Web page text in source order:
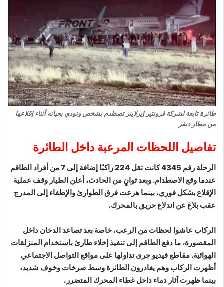
طائرة تابعة لشركة فرونتير إيرلاينز تصطدم بشخص وتودي بحياته أثناء إقلاعها
من مطار دنفر
تفاصيل اللحظات المرعبة داخل الطائرة
الرحلة رقم 4345 كانت تقل 224 راكبًا إضافة إلى 7 من أفراد الطاقم
عندما وقع الاصطدام. وبعد ثوانٍ من الحادث، أعلن الطيار وقف عملية
الإقلاع بشكل فوري، بينما هرعت فرق الطوارئ والإطفاء إلى المدرج
عقب بلاغ عن اندلاع حريق بالمحرك.
الركاب عاشوا لحظات من الرعب، خاصة بعد تصاعد الدخان داخل
المقصورة، ما دفع الطاقم إلى تنفيذ إخلاء طارئ باستخدام المنزلقات
الهوائية. مقاطع فيديو جرى تداولها على مواقع التواصل الاجتماعي
أظهرت الركاب وهم يغادرون الطائرة وسط صرخات وخوف شديد،
بينما ظهرت آثار دماء داخل غطاء المحرك المتضرر.